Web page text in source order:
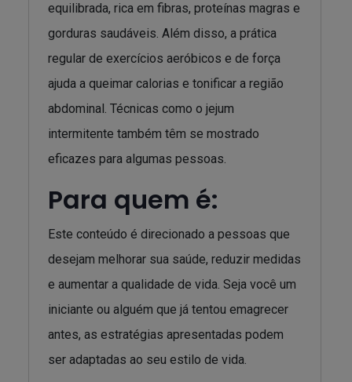
equilibrada, rica em fibras, proteínas magras e
gorduras saudáveis. Além disso, a prática
regular de exercícios aeróbicos e de força
ajuda a queimar calorias e tonificar a região
abdominal. Técnicas como o jejum
intermitente também têm se mostrado
eficazes para algumas pessoas.
Para quem é:
Este conteúdo é direcionado a pessoas que
desejam melhorar sua saúde, reduzir medidas
e aumentar a qualidade de vida. Seja você um
iniciante ou alguém que já tentou emagrecer
antes, as estratégias apresentadas podem
ser adaptadas ao seu estilo de vida.